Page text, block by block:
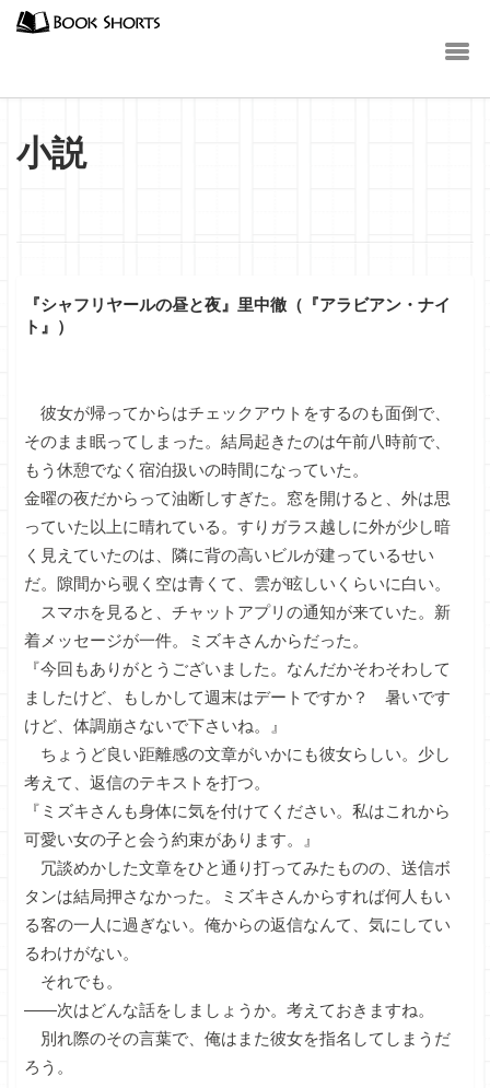
小説
『シャフリヤールの昼と夜』里中徹（『アラビアン・ナイ
ト』）
彼女が帰ってからはチェックアウトをするのも面倒で、
そのまま眠ってしまった。結局起きたのは午前八時前で、
もう休憩でなく宿泊扱いの時間になっていた。
金曜の夜だからって油断しすぎた。窓を開けると、外は思
っていた以上に晴れている。すりガラス越しに外が少し暗
く見えていたのは、隣に背の高いビルが建っているせい
だ。隙間から覗く空は青くて、雲が眩しいくらいに白い。
スマホを見ると、チャットアプリの通知が来ていた。新
着メッセージが一件。ミズキさんからだった。
『今回もありがとうございました。なんだかそわそわして
ましたけど、もしかして週末はデートですか？ 暑いです
けど、体調崩さないで下さいね。』
ちょうど良い距離感の文章がいかにも彼女らしい。少し
考えて、返信のテキストを打つ。
『ミズキさんも身体に気を付けてください。私はこれから
可愛い女の子と会う約束があります。』
冗談めかした文章をひと通り打ってみたものの、送信ボ
タンは結局押さなかった。ミズキさんからすれば何人もい
る客の一人に過ぎない。俺からの返信なんて、気にしてい
るわけがない。
それでも。
――次はどんな話をしましょうか。考えておきますね。
別れ際のその言葉で、俺はまた彼女を指名してしまうだ
ろう。